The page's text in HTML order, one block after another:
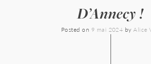
D’Annecy !
Posted on 9 mai 2024 byAlice